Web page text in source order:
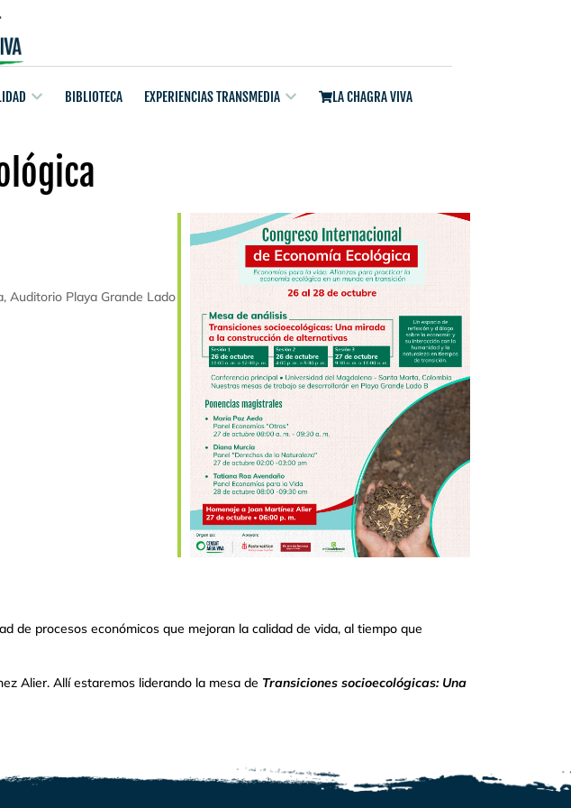
BIBLIOTECA EXPERIENCIAS TRANSMEDIA LA CHAGRA VIVA
Auditorio Playa Grande Lado
de procesos económicos que mejoran la calidad de vida, al tiempo que
Alier. Allí estaremos liderando la mesa de Transiciones socioecológicas: Una